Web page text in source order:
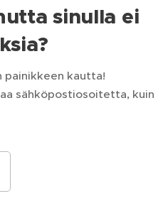
sinulla ei
painikkeen kautta!
sähköpostiosoitetta, kuin